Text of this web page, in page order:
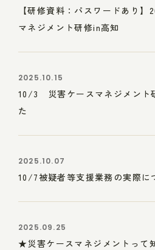
【研修資料：パスワードあり
マネジメント研修in高知
2025.10.15
10/3 災害ケースマネジメント
た
2025.10.07
10/7被疑者等支援業務の実際に
2025.09.25
★災害ケースマネジメントって